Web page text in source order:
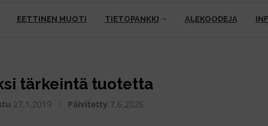
EETTINEN MUOTI TIETOPANKKI ALEKOODEJA
tärkeintä tuotetta
27.1.2019 Päivitetty 7.6.2026